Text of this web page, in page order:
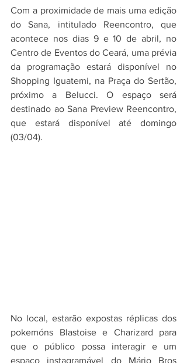
Com a proximidade de mais uma edição
do Sana, intitulado Reencontro, que
acontece nos dias 9 e 10 de abril, no
Centro de Eventos do Ceará, uma prévia
da programação estará disponível no
Shopping Iguatemi, na Praça do Sertão,
próximo a Belucci. O espaço será
destinado ao Sana Preview Reencontro,
que estará disponível até domingo
(03/04).
No local, estarão expostas réplicas dos
pokemóns Blastoise e Charizard para
que o público possa interagir e um
espaço instagramável do Mário Bros